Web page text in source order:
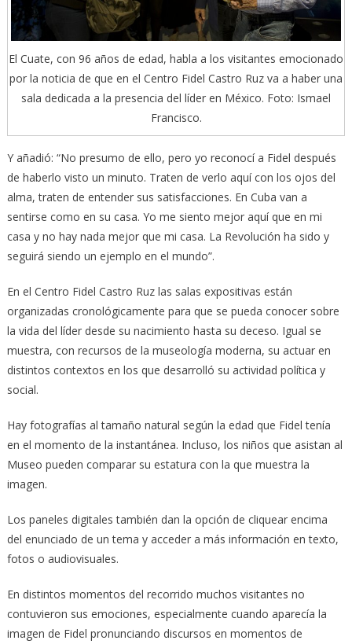
El Cuate, con 96 años de edad, habla a los visitantes emocionado
por la noticia de que en el Centro Fidel Castro Ruz va a haber una
sala dedicada a la presencia del líder en México. Foto: Ismael
Francisco.
Y añadió: “No presumo de ello, pero yo reconocí a Fidel después
de haberlo visto un minuto. Traten de verlo aquí con los ojos del
alma, traten de entender sus satisfacciones. En Cuba van a
sentirse como en su casa. Yo me siento mejor aquí que en mi
casa y no hay nada mejor que mi casa. La Revolución ha sido y
seguirá siendo un ejemplo en el mundo”.
En el Centro Fidel Castro Ruz las salas expositivas están
organizadas cronológicamente para que se pueda conocer sobre
la vida del líder desde su nacimiento hasta su deceso. Igual se
muestra, con recursos de la museología moderna, su actuar en
distintos contextos en los que desarrolló su actividad política y
social.
Hay fotografías al tamaño natural según la edad que Fidel tenía
en el momento de la instantánea. Incluso, los niños que asistan al
Museo pueden comparar su estatura con la que muestra la
imagen.
Los paneles digitales también dan la opción de cliquear encima
del enunciado de un tema y acceder a más información en texto,
fotos o audiovisuales.
En distintos momentos del recorrido muchos visitantes no
contuvieron sus emociones, especialmente cuando aparecía la
imagen de Fidel pronunciando discursos en momentos de